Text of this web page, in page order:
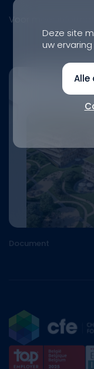
Voor meer
Document
Deze site
uw
Alle